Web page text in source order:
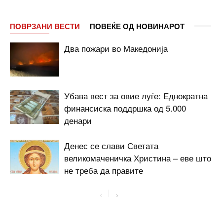
ПОВРЗАНИ ВЕСТИ ПОВЕЌЕ ОД НОВИНАРОТ
Два пожари во Македонија
Убава вест за овие луѓе: Еднократна
финансиска поддршка од 5.000
денари
Денес се слави Светата
великомаченичка Христина – еве што
не треба да правите